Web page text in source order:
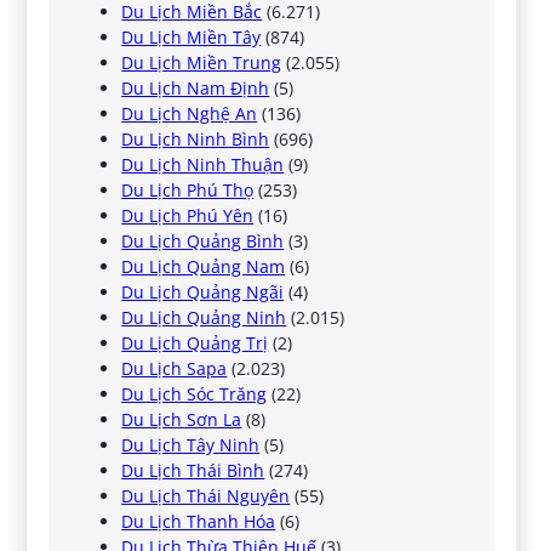
Du Lịch Miền Bắc (6.271)
Du Lịch Miền Tây (874)
Du Lịch Miền Trung (2.055)
Du Lịch Nam Định (5)
Du Lịch Nghệ An (136)
Du Lịch Ninh Bình (696)
Du Lịch Ninh Thuận (9)
Du Lịch Phú Thọ (253)
Du Lịch Phú Yên (16)
Du Lịch Quảng Bình (3)
Du Lịch Quảng Nam (6)
Du Lịch Quảng Ngãi (4)
Du Lịch Quảng Ninh (2.015)
Du Lịch Quảng Trị (2)
Du Lịch Sapa (2.023)
Du Lịch Sóc Trăng (22)
Du Lịch Sơn La (8)
Du Lịch Tây Ninh (5)
Du Lịch Thái Bình (274)
Du Lịch Thái Nguyên (55)
Du Lịch Thanh Hóa (6)
Du Lịch Thừa Thiên Huế (3)